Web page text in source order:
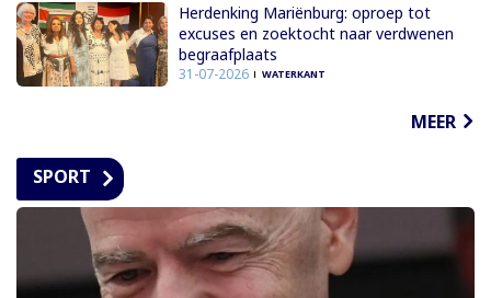
Herdenking Mariënburg: oproep tot
excuses en zoektocht naar verdwenen
begraafplaats
31-07-2026 WATERKANT
MEER
SPORT